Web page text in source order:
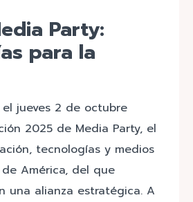
Party:
para la
el jueves 2 de octubre
2025 de Media Party, el
tecnologías y medios
América, del que
una alianza estratégica. A